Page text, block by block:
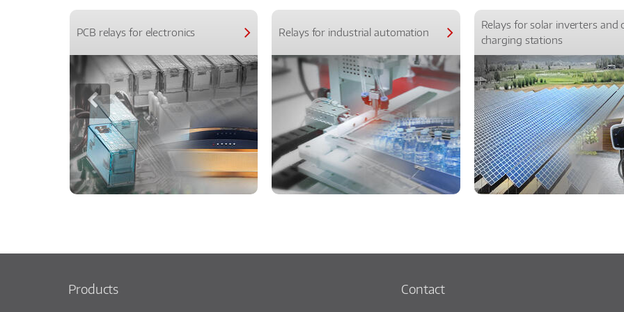
PCB relays for electronics Relays for industrial automation
Relays for solar inverters and
charging stations
Products Contact